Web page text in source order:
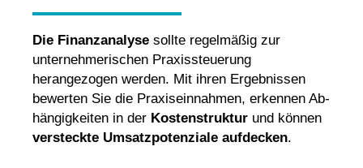
Die Finanzanalyse sollte regelmäßig zur
unternehmerischen Praxissteuerung
herangezogen werden. Mit ihren Ergebnissen
bewerten Sie die Praxis­einnahmen, erkennen Ab­
hängig­keiten in der Kosten­struktur und können
versteck­te Umsatz­poten­ziale aufdecken.